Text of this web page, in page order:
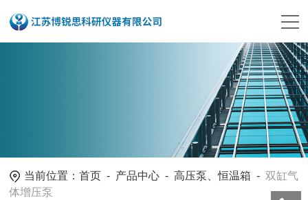
当前位置：首页 - 产品中心 -高压泵、恒温箱 - 双缸气
体增压泵